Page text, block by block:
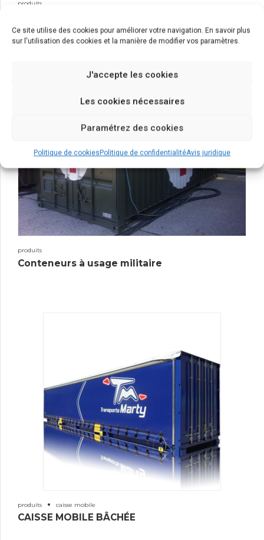
Ce site utilise des cookies pour améliorer votre navigation. En savoir plus
sur l'utilisation des cookies et la manière de modifier vos paramètres.
J'accepte les cookies
Les cookies nécessaires
Paramétrez des cookies
Politique de cookiesPolitique de confidentialitéAvis juridique
produits
produits
Conteneurs à usage militaire
produits caisse mobile
CAISSE MOBILE BÂCHÉE